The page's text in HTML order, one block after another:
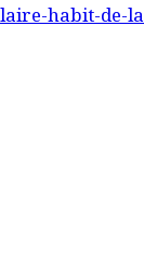
habit-de-